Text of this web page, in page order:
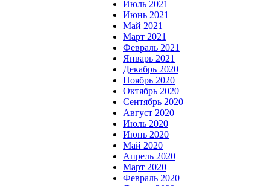
Июль 2021
Июнь 2021
Май 2021
Март 2021
Февраль 2021
Январь 2021
Декабрь 2020
Ноябрь 2020
Октябрь 2020
Сентябрь 2020
Август 2020
Июль 2020
Июнь 2020
Май 2020
Апрель 2020
Март 2020
Февраль 2020